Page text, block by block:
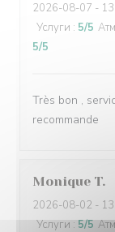
2026-08-07 -
Услуги : 5/5
5/5
Très bon ,
recommande
Monique T
2026-08-02 -
Услуги:5/5